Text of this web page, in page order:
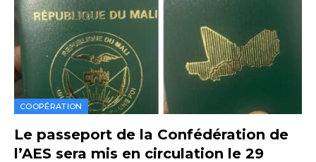
COOPÉRATION
Le passeport de la Confédération de
l’AES sera mis en circulation le 29